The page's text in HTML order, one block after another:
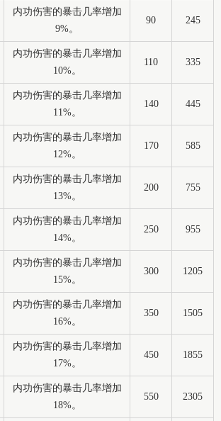
内功伤害的暴击几率增加
9%。
90 245
内功伤害的暴击几率增加
10%。
110 335
内功伤害的暴击几率增加
11%。
140 445
内功伤害的暴击几率增加
12%。
170 585
内功伤害的暴击几率增加
13%。
200 755
内功伤害的暴击几率增加
14%。
250 955
内功伤害的暴击几率增加
15%。
300 1205
内功伤害的暴击几率增加
16%。
350 1505
内功伤害的暴击几率增加
17%。
450 1855
内功伤害的暴击几率增加
18%。
550 2305